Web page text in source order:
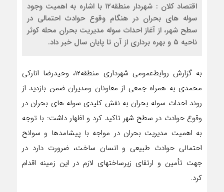
اقتصاد کلان : شهردار منطقه۱۲ با اشاره به اهمیت وجود
سوله های بحران در هنگام وقوع حوادث احتمالی در
سطح شهر، از آغاز احداث سوله مدیریت بحران محله کوثر
ناحیه ۵ و بهره برداری از آن تا پایان سال خبر داد.
به گزارش روابط‌عمومی شهرداری منطقه۱۲، وحیدرضا انارکی
محمدی به همراه جمعی از معاونان ومدیران ضمن بازدید از
روند احداث سوله بحران به نقش کلیدی سوله های بحران در
وقوع حوادث در سطح شهر تاکید کرد و اظهار داشت: با توجه
به اهمیت مدیریت بحران در مواجه با پیشامدها و سوانح
احتمالی حوادث طبیعی و انسان ساخت، ضرورت دارد در
جهت تأمین و ارتقای زیرساختهای لازم در این زمینه اقدام
کرد.